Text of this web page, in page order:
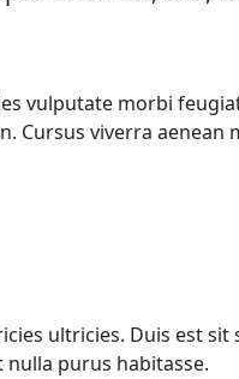
vulputate morbi
Cursus viverra aenean
ultricies. Duis est sit
purus habitasse.